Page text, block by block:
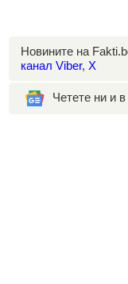
Новините на
канал Viber, X
Четете ни и